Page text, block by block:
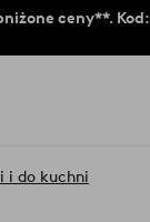
ceny**. Kod:
i do kuchni